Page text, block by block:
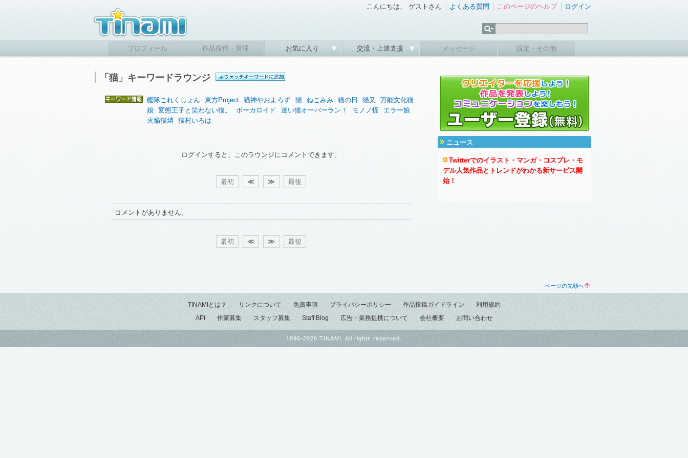
こんにちは、 ゲストさん よくある質問 このページのヘルプ ログイン
プロフィール 作品投稿・管理 お気に入り 交流・上達支援 メッセージ 設定・その他
「猫」キーワードラウンジ
艦隊これくしょん 東方Project 猫神やおよろず 猫 ねこみみ 猫の日 猫又
万能文化猫
娘
変態王子と笑わない猫。 ボーカロイド 迷い猫オーバーラン！ モノノ怪
エラー娘
火焔猫燐
猫村いろは
ログインすると、このラウンジにコメントできます。
最初 ≪ ≫ 最後
コメントがありません。
最初 ≪ ≫ 最後
ニュース
Twitterでのイラスト・マンガ・コスプレ・モ
デル人気作品とトレンドがわかる新サービス開
始！
ページの先頭へ
TINAMIとは？ リンクについて 免責事項 プライバシーポリシー 作品投稿ガイドライン
利用規約
API
作家募集 スタッフ募集 Staff Blog 広告・業務提携について 会社概要 お問い合わせ
1996-2026 TINAMI. All rights reserved.